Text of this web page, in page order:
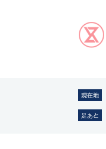
現在地
足あと